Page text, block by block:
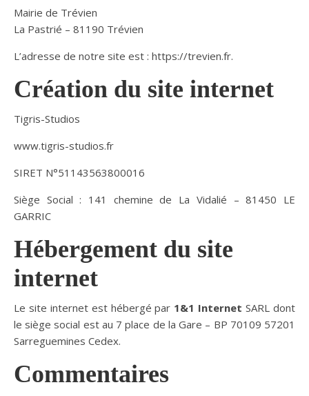
Mairie de Trévien
La Pastrié – 81190 Trévien
L’adresse de notre site est : https://trevien.fr.
Création du site internet
Tigris-Studios
www.tigris-studios.fr
SIRET N°51143563800016
Siège Social : 141 chemine de La Vidalié – 81450 LE
GARRIC
Hébergement du site
internet
Le site internet est hébergé par 1&1 Internet SARL dont
le siège social est au 7 place de la Gare – BP 70109 57201
Sarreguemines Cedex.
Commentaires